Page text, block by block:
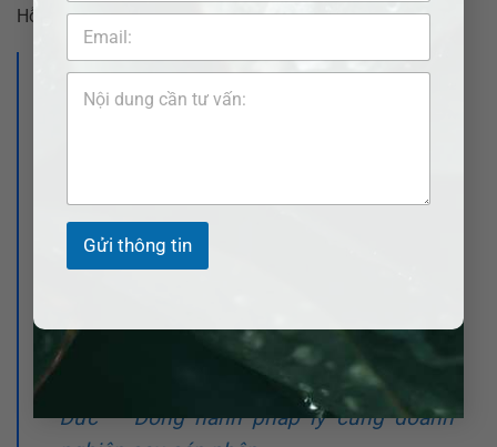
Gửi thông tin
Hỗ trợ tận tình.
>>> Xem thêm:
Luật sư tư vấn doanh nghiệp tại xã Kim
nghiệp sau sáp nhập
Luật sư tư vấn doanh nghiệp tại xã Châu
Đức – Đồng hành pháp lý cùng doanh